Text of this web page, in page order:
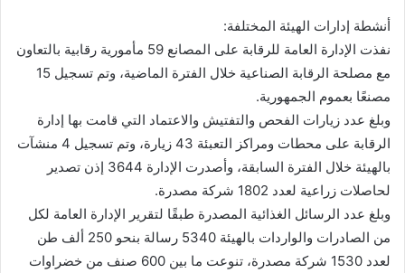
أنشطة إدارات الهيئة المختلفة:
نفذت الإدارة العامة للرقابة على المصانع 59 مأمورية رقابية بالتعاون
مع مصلحة الرقابة الصناعية خلال الفترة الماضية، وتم تسجيل 15
مصنعًا بعموم الجمهورية.
وبلغ عدد زيارات الفحص والتفتيش والاعتماد التي قامت بها إدارة
الرقابة على محطات ومراكز التعبئة 43 زيارة، وتم تسجيل 4 منشآت
بالهيئة خلال الفترة السابقة، وأصدرت الإدارة 3644 إذن تصدير
لحاصلات زراعية لعدد 1802 شركة مصدرة.
وبلغ عدد الرسائل الغذائية المصدرة طبقًا لتقرير الإدارة العامة لكل
من الصادرات والواردات بالهيئة 5340 رسالة بنحو 250 ألف طن
لعدد 1530 شركة مصدرة، تنوعت ما بين 600 صنف من خضراوات